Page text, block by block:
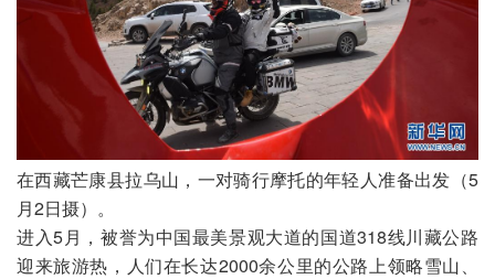
在西藏芒康县拉乌山，一对骑行摩托的年轻人准备出发（5
月2日摄）。
进入5月，被誉为中国最美景观大道的国道318线川藏公路
迎来旅游热，人们在长达2000余公里的公路上领略雪山、